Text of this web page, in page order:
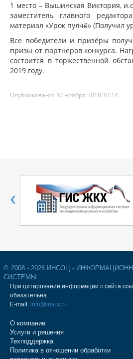
1 место – Вышинская Виктория,
заместитель главного
материал «Урок пулчĕ» (Получил
Все победители и призёры
призы от партнеров конкурса.
состоится в торжественной
2019 году.
Опубликовано: 30 ноября 2018 10:14
‹
© 2008 - 2026 ИНСОЦ -
СИСТЕМЫ
При цитировании информации с сайта
обязательна.
E-mail: info@insoc.ru
О компании
Услуги и решения
Техподдержка
Политика в отношении обработки